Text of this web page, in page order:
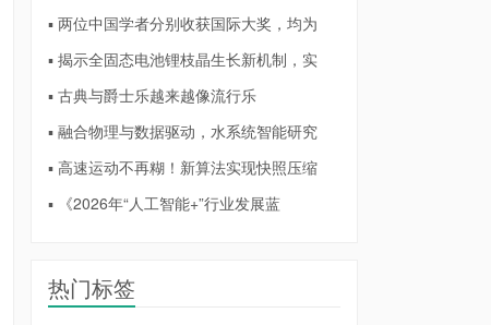
▪ 两位中国学者分别收获国际大奖，均为
▪ 揭示全固态电池锂枝晶生长新机制，实
▪ 古典与爵士乐越来越像流行乐
▪ 融合物理与数据驱动，水系统智能研究
▪ 高速运动不再糊！新算法实现快照压缩
▪ 《2026年“人工智能+”行业发展蓝
热门标签